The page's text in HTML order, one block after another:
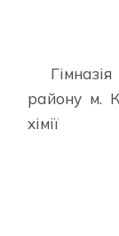
району м.
хімії